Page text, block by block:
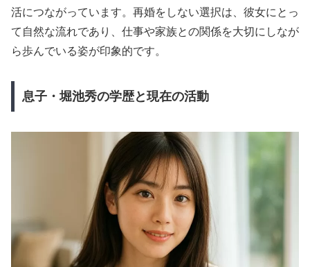
活につながっています。再婚をしない選択は、彼女にとっ
て自然な流れであり、仕事や家族との関係を大切にしなが
ら歩んでいる姿が印象的です。
息子・堀池秀の学歴と現在の活動